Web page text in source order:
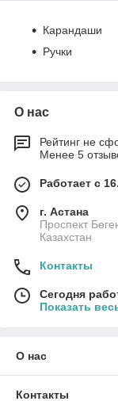
Карандаши
Ручки
О нас
Рейтинг не
Менее 5
Работает с
г. Астана
Проспект
Казахстан
Контакты
Сегодня
Показать
О нас
Контакты